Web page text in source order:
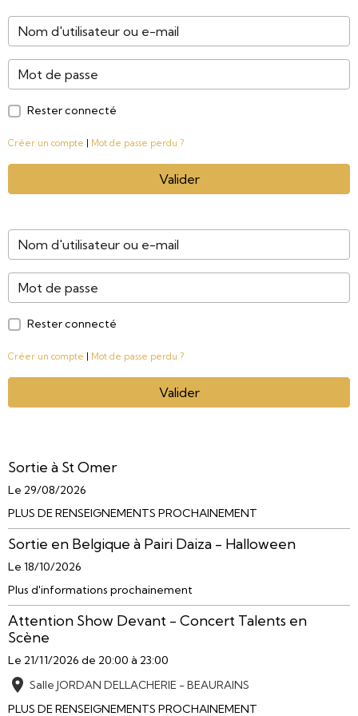
Rester connecté
Créer un compte Mot de passe perdu ?
Valider
Rester connecté
Créer un compte Mot de passe perdu ?
Valider
Sortie à St Omer
Le 29/08/2026
PLUS DE RENSEIGNEMENTS PROCHAINEMENT
Sortie en Belgique à Pairi Daiza - Halloween
Le 18/10/2026
Plus d'informations prochainement
Attention Show Devant - Concert Talents en
Scène
Le 21/11/2026 de 20:00 à 23:00
Salle JORDAN DELLACHERIE - BEAURAINS
PLUS DE RENSEIGNEMENTS PROCHAINEMENT